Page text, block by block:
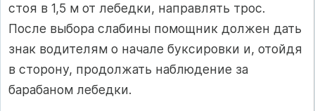
стоя в 1,5 м от лебедки, направлять трос.
После выбора слабины помощник должен дать
знак водителям о начале буксировки и, отойдя
в сторону, продолжать наблюдение за
барабаном лебедки.